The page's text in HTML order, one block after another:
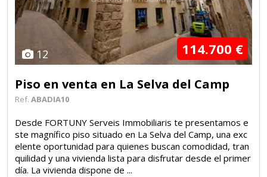
12 114.700 €
Piso en venta en La Selva del Camp
Ref. ABADIA10
Desde FORTUNY Serveis Immobiliaris te presentamos e
ste magnífico piso situado en La Selva del Camp, una exc
elente oportunidad para quienes buscan comodidad, tran
quilidad y una vivienda lista para disfrutar desde el primer
día. La vivienda dispone de ...